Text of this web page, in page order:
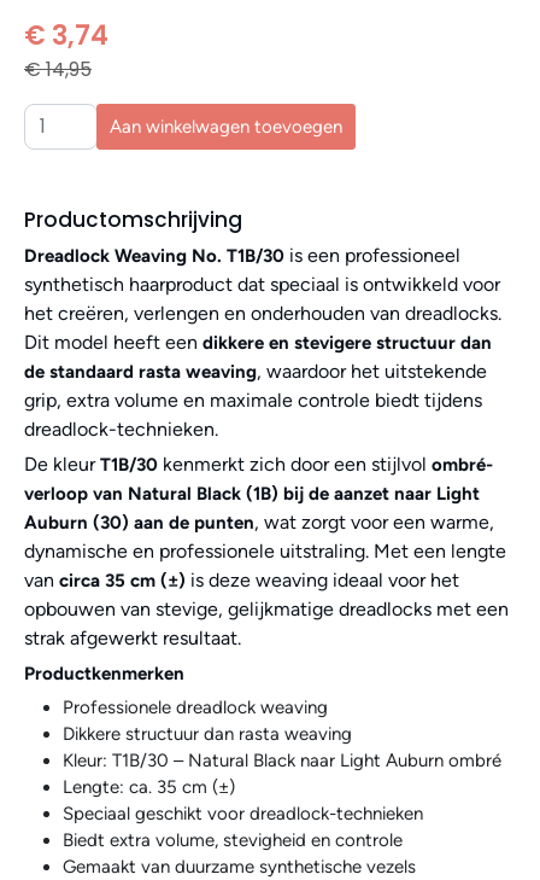
€ 3,74
€ 14,95
Aan winkelwagen toevoegen
Productomschrijving
Dreadlock Weaving No. T1B/30 is een professioneel
synthetisch haarproduct dat speciaal is ontwikkeld voor
het creëren, verlengen en onderhouden van dreadlocks.
Dit model heeft een dikkere en stevigere structuur dan
de standaard rasta weaving, waardoor het uitstekende
grip, extra volume en maximale controle biedt tijdens
dreadlock-technieken.
De kleurT1B/30 kenmerkt zich door een stijlvol ombré-
verloop van Natural Black (1B) bij de aanzet naar Light
Auburn (30) aan de punten, wat zorgt voor een warme,
dynamische en professionele uitstraling. Met een lengte
van circa 35 cm (±) is deze weaving ideaal voor het
opbouwen van stevige, gelijkmatige dreadlocks met een
strak afgewerkt resultaat.
Productkenmerken
Professionele dreadlock weaving
Dikkere structuur dan rasta weaving
Kleur: T1B/30 – Natural Black naar Light Auburn ombré
Lengte: ca. 35 cm (±)
Speciaal geschikt voor dreadlock-technieken
Biedt extra volume, stevigheid en controle
Gemaakt van duurzame synthetische vezels